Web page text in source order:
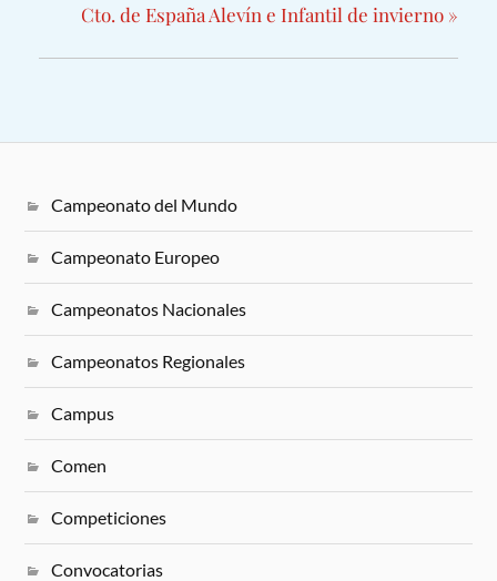
Cto. de España Alevín e Infantil de invierno »
Campeonato del Mundo
Campeonato Europeo
Campeonatos Nacionales
Campeonatos Regionales
Campus
Comen
Competiciones
Convocatorias